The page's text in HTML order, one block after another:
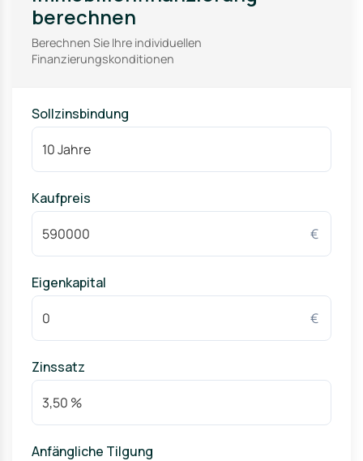
berechnen
Berechnen Sie Ihre individuellen
Finanzierungskonditionen
Sollzinsbindung
Kaufpreis
€
Eigenkapital
€
Zinssatz
Anfängliche Tilgung